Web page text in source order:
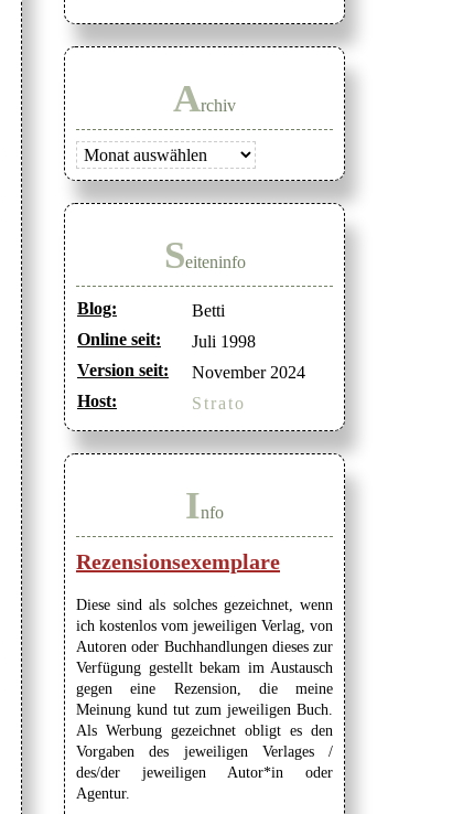
Archiv
Archiv
Seiteninfo
Blog:
Betti
Online seit:
Juli 1998
Version seit:
November 2024
Host:
Strato
Info
Rezensionsexemplare
Diese sind als solches gezeichnet, wenn
ich kostenlos vom jeweiligen Verlag, von
Autoren oder Buchhandlungen dieses zur
Verfügung gestellt bekam im Austausch
gegen eine Rezension, die meine
Meinung kund tut zum jeweiligen Buch.
Als Werbung gezeichnet obligt es den
Vorgaben des jeweiligen Verlages /
des/der jeweiligen Autor*in oder
Agentur.